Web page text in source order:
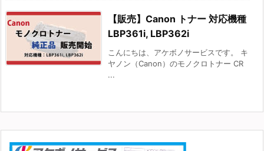
【販売】Canon トナー 対応機種
LBP361i, LBP362i
こんにちは、アケボノサービスです。 キ
ヤノン（Canon）のモノクロトナー CR
...